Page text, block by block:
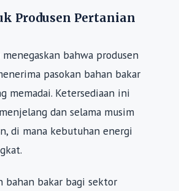
Produsen Pertanian
bahwa produsen
pasokan bahan bakar
memadai. Ketersediaan ini
dan selama musim
di mana kebutuhan energi
bahan bakar bagi sektor